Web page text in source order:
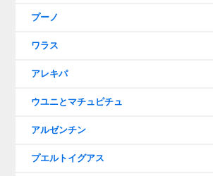
プーノ
ワラス
アレキパ
ウユニとマチュピチュ
アルゼンチン
プエルトイグアス